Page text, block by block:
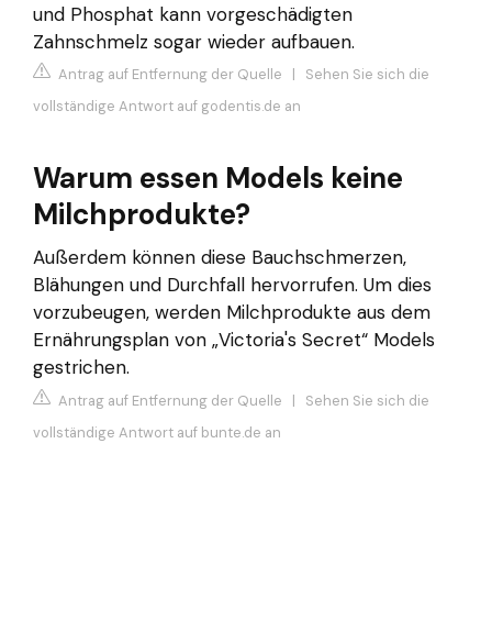
und Phosphat kann vorgeschädigten
Zahnschmelz sogar wieder aufbauen.
Antrag auf Entfernung der Quelle | Sehen Sie sich die
vollständige Antwort auf godentis.de an
Warum essen Models keine
Milchprodukte?
Außerdem können diese Bauchschmerzen,
Blähungen und Durchfall hervorrufen. Um dies
vorzubeugen, werden Milchprodukte aus dem
Ernährungsplan von „Victoria's Secret“ Models
gestrichen.
Antrag auf Entfernung der Quelle | Sehen Sie sich die
vollständige Antwort auf bunte.de an